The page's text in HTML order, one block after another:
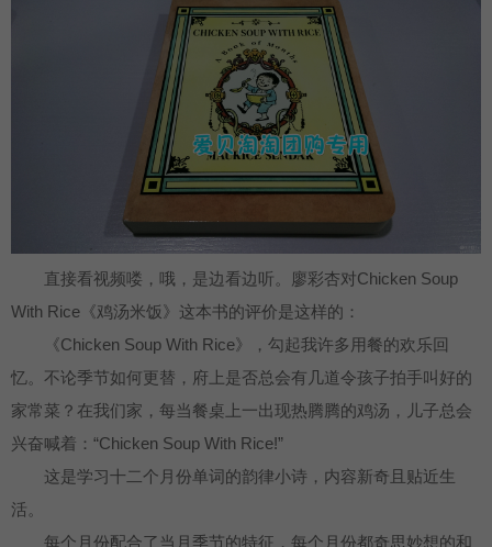
直接看视频喽，哦，是边看边听。廖彩杏对Chicken Soup
With Rice《鸡汤米饭》这本书的评价是这样的：
《Chicken Soup With Rice》，勾起我许多用餐的欢乐回
忆。不论季节如何更替，府上是否总会有几道令孩子拍手叫好的
家常菜？在我们家，每当餐桌上一出现热腾腾的鸡汤，儿子总会
兴奋喊着：“Chicken Soup With Rice!”
这是学习十二个月份单词的韵律小诗，内容新奇且贴近生
活。
每个月份配合了当月季节的特征，每个月份都奇思妙想的和